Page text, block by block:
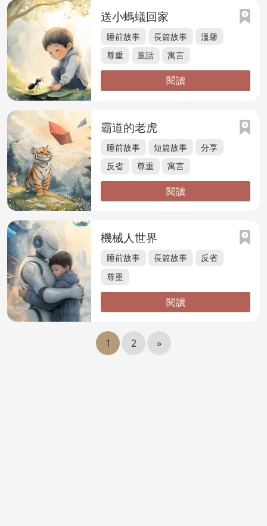
送小螞蟻回家
睡前故事 長篇故事
溫馨
尊重
童話 寓言
閱讀
霸道的老虎
睡前故事 短篇故事
分享
反省
尊重 寓言
閱讀
機械人世界
睡前故事 長篇故事
反省
尊重
閱讀
1 2 »